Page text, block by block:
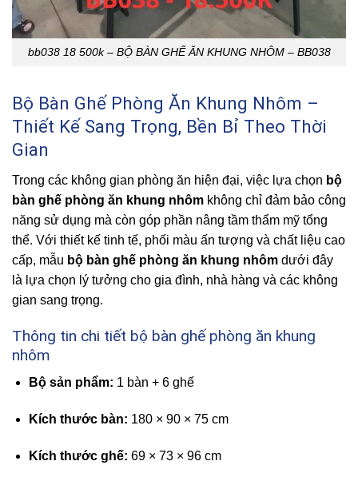
bb038 18 500k – BỘ BÀN GHẾ ĂN KHUNG NHÔM – BB038
Bộ Bàn Ghế Phòng Ăn Khung Nhôm –
Thiết Kế Sang Trọng, Bền Bỉ Theo Thời
Gian
Trong các không gian phòng ăn hiện đại, việc lựa chọn bộ
bàn ghế phòng ăn khung nhôm không chỉ đảm bảo công
năng sử dụng mà còn góp phần nâng tầm thẩm mỹ tổng
thể. Với thiết kế tinh tế, phối màu ấn tượng và chất liệu cao
cấp, mẫu bộ bàn ghế phòng ăn khung nhôm dưới đây
là lựa chọn lý tưởng cho gia đình, nhà hàng và các không
gian sang trọng.
Thông tin chi tiết bộ bàn ghế phòng ăn khung
nhôm
Bộ sản phẩm: 1 bàn + 6 ghế
Kích thước bàn: 180 × 90 × 75 cm
Kích thước ghế: 69 × 73 × 96 cm